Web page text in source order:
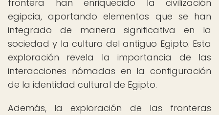
frontera han enriquecido la civilización
egipcia, aportando elementos que se han
integrado de manera significativa en la
sociedad y la cultura del antiguo Egipto. Esta
exploración revela la importancia de las
interacciones nómadas en la configuración
de la identidad cultural de Egipto.
Además, la exploración de las fronteras